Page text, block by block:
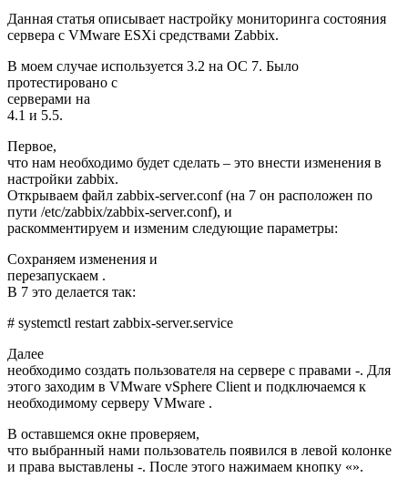
Данная статья описывает настройку мониторинга состояния
сервера с VMware ESXi средствами Zabbix.
В моем случае используется 3.2 на ОС 7. Было
протестировано с
серверами на
4.1 и 5.5.
Первое,
что нам необходимо будет сделать – это внести изменения в
настройки zabbix.
Открываем файл zabbix-server.conf (на 7 он расположен по
пути /etc/zabbix/zabbix-server.conf), и
раскомментируем и изменим следующие параметры:
Сохраняем изменения и
перезапускаем .
В 7 это делается так:
# systemctl restart zabbix-server.service
Далее
необходимо создать пользователя на сервере с правами -. Для
этого заходим в VMware vSphere Client и подключаемся к
необходимому серверу VMware .
В оставшемся окне проверяем,
что выбранный нами пользователь появился в левой колонке
и права выставлены -. После этого нажимаем кнопку «».